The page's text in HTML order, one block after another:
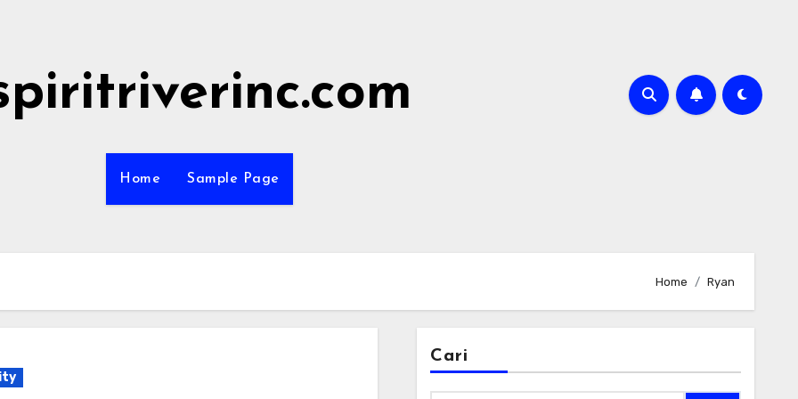
Home Sample Page
Home Ryan
Cari